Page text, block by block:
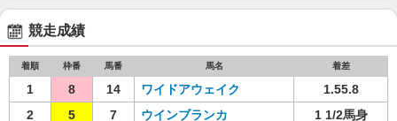
競走成績
着順 枠番 馬番 馬名 着差
1 8 14 ワイドアウェイク
1.55.8
2
5 7 ウインブランカ
1 1/2馬身